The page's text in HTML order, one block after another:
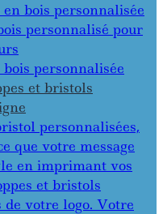
en bois personnalisée
personnalisé pour
personnalisée
et bristols
personnalisées,
que votre message
en imprimant vos
et bristols
de votre logo. Votre